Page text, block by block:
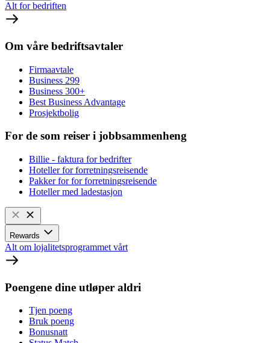
Alt for bedriften
Om våre bedriftsavtaler
Firmaavtale
Business 299
Business 300+
Best Business Advantage
Prosjektbolig
For de som reiser i jobbsammenheng
Billie - faktura for bedrifter
Hoteller for forretningsreisende
Pakker for for forretningsreisende
Hoteller med ladestasjon
Rewards
Alt om lojalitetsprogrammet vårt
Poengene dine utløper aldri
Tjen poeng
Bruk poeng
Bonusnatt